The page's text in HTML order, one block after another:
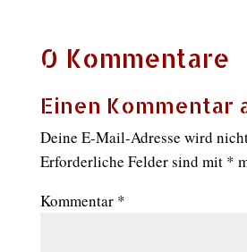
0 Kommentare
Einen Kommentar
Deine E-Mail-Adresse wird
Erforderliche Felder sind mit *
Kommentar *